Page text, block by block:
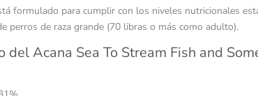
formulado para cumplir con los niveles nutricionales
perros de raza grande (70 libras o más como adulto).
Acana Sea To Stream Fish and